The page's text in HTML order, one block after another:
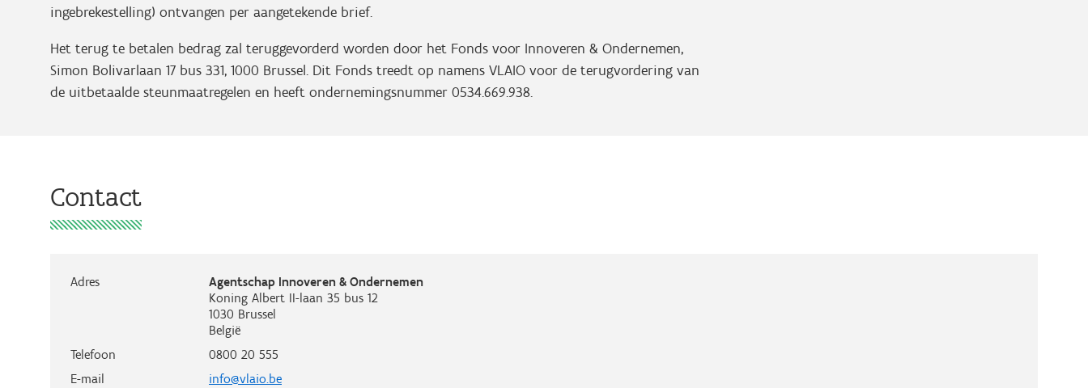
ingebrekestelling) ontvangen per aangetekende brief.
Het terug te betalen bedrag zal teruggevorderd worden door het Fonds voor Innoveren & Ondernemen,
Simon Bolivarlaan 17 bus 331, 1000 Brussel. Dit Fonds treedt op namens VLAIO voor de terugvordering van
de uitbetaalde steunmaatregelen en heeft ondernemingsnummer 0534.669.938.
Contact
Adres
Agentschap Innoveren & Ondernemen
Koning Albert II-laan 35 bus 12
1030 Brussel
België
Telefoon
0800 20 555
E-mail
info@vlaio.be